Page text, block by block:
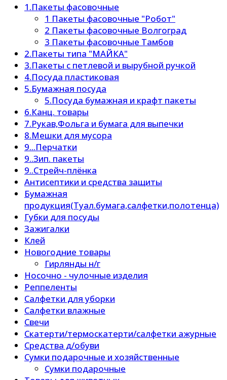
1.Пакеты фасовочные
1 Пакеты фасовочные "Робот"
2 Пакеты фасовочные Волгоград
3 Пакеты фасовочные Тамбов
2.Пакеты типа "МАЙКА"
3.Пакеты с петлевой и вырубной ручкой
4.Посуда пластиковая
5.Бумажная посуда
5.Посуда бумажная и крафт пакеты
6.Канц. товары
7.Рукав,Фольга и бумага для выпечки
8.Мешки для мусора
9...Перчатки
9..Зип. пакеты
9..Стрейч-плёнка
Антисептики и средства защиты
Бумажная
продукция(Туал.бумага,салфетки,полотенца)
Губки для посуды
Зажигалки
Клей
Новогодние товары
Гирлянды н/г
Носочно - чулочные изделия
Реппеленты
Салфетки для уборки
Салфетки влажные
Свечи
Скатерти/термоскатерти/салфетки ажурные
Средства д/обуви
Сумки подарочные и хозяйственные
Сумки подарочные